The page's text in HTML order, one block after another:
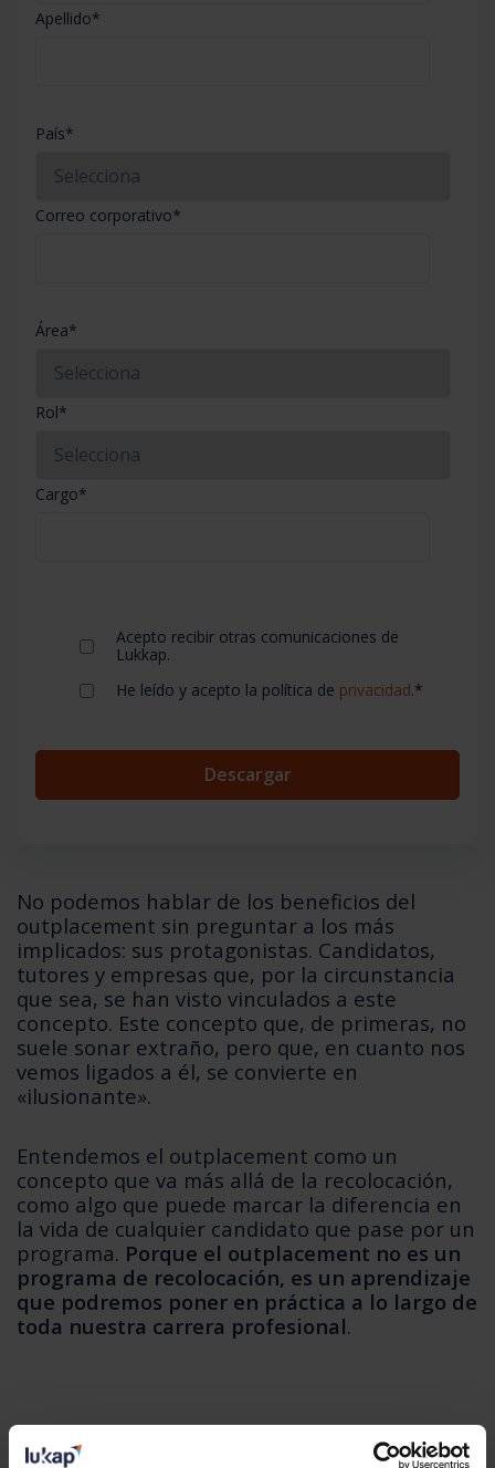
Apellido*
País*
Correo corporativo*
Área*
Rol*
Cargo*
Acepto recibir otras comunicaciones de
Lukkap.
He leído y acepto la política de privacidad.*
No podemos hablar de los beneficios del
outplacement sin preguntar a los más
implicados: sus protagonistas. Candidatos,
tutores y empresas que, por la circunstancia
que sea, se han visto vinculados a este
concepto. Este concepto que, de primeras, no
suele sonar extraño, pero que, en cuanto nos
vemos ligados a él, se convierte en
«ilusionante».
Entendemos el outplacement como un
concepto que va más allá de la recolocación,
como algo que puede marcar la diferencia en
la vida de cualquier candidato que pase por un
programa. Porque el outplacement no es un
programa de recolocación, es un aprendizaje
que podremos poner en práctica a lo largo de
toda nuestra carrera profesional.